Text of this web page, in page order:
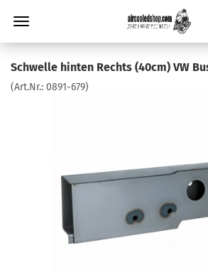
Schwelle hinten Rechts (40cm) VW
(Art.Nr.: 0891-679)